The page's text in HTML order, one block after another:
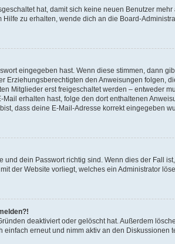
hat, damit sich keine neuen Benutzer
zu erhalten, wende dich an die Board-
eingegeben hast. Wenn diese stimmen, dann
Erziehungsberechtigten den Anweisungen folgen,
Mitglieder erst freigeschaltet werden – entweder
erhalten hast, folge den dort enthaltenen
dass deine E-Mail-Adresse korrekt eingegeben
dein Passwort richtig sind. Wenn dies der Fall
der Website vorliegt, welches ein Administrator
deaktiviert oder gelöscht hat. Außerdem
erneut und nimm aktiv an den Diskussionen